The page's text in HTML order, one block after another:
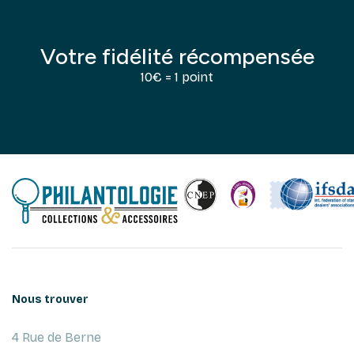
Votre fidélité récompensée
10€ = 1 point
Nous trouver
4 Rue de Berne